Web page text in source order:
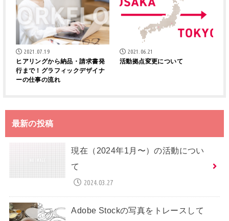
2021.07.19
ヒアリングから納品・請求書発
行まで！グラフィックデザイナ
ーの仕事の流れ
2021.06.21
活動拠点変更について
最新の投稿
現在（2024年1月〜）の活動につい
て
2024.03.27
Adobe Stockの写真をトレースして